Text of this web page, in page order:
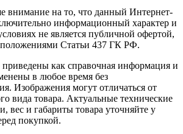
внимание на то, что данный Интернет-
информационный характер и
не является публичной офертой,
положениями Статьи 437 ГК РФ.
как справочная информация и
в любое время без
Изображения могут отличаться от
вида товара. Актуальные технические
вес и габариты товара уточняйте у
покупкой.